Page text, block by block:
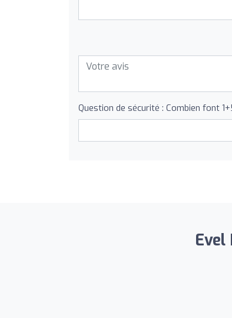
Question de sécurité : Combien font
Evel